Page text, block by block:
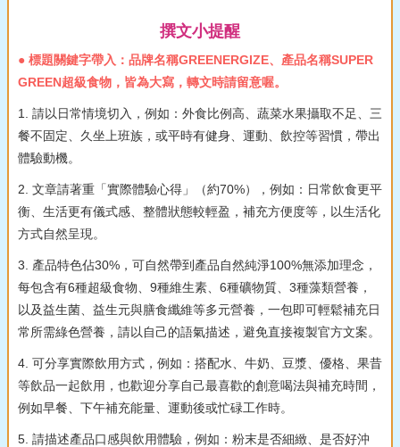
撰文小提醒
● 標題關鍵字帶入：品牌名稱GREENERGIZE、產品名稱SUPER
GREEN超級食物，皆為大寫，轉文時請留意喔。
1. 請以日常情境切入，例如：外食比例高、蔬菜水果攝取不足、三
餐不固定、久坐上班族，或平時有健身、運動、飲控等習慣，帶出
體驗動機。
2. 文章請著重「實際體驗心得」（約70%），例如：日常飲食更平
衡、生活更有儀式感、整體狀態較輕盈，補充方便度等，以生活化
方式自然呈現。
3. 產品特色佔30%，可自然帶到產品自然純淨100%無添加理念，
每包含有6種超級食物、9種維生素、6種礦物質、3種藻類營養，
以及益生菌、益生元與膳食纖維等多元營養，一包即可輕鬆補充日
常所需綠色營養，請以自己的語氣描述，避免直接複製官方文案。
4. 可分享實際飲用方式，例如：搭配水、牛奶、豆漿、優格、果昔
等飲品一起飲用，也歡迎分享自己最喜歡的創意喝法與補充時間，
例如早餐、下午補充能量、運動後或忙碌工作時。
5. 請描述產品口感與飲用體驗，例如：粉末是否細緻、是否好沖